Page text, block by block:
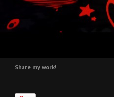
Share my work!